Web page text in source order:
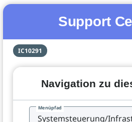
Support
IC10291
Navigation zu
Menüpfad